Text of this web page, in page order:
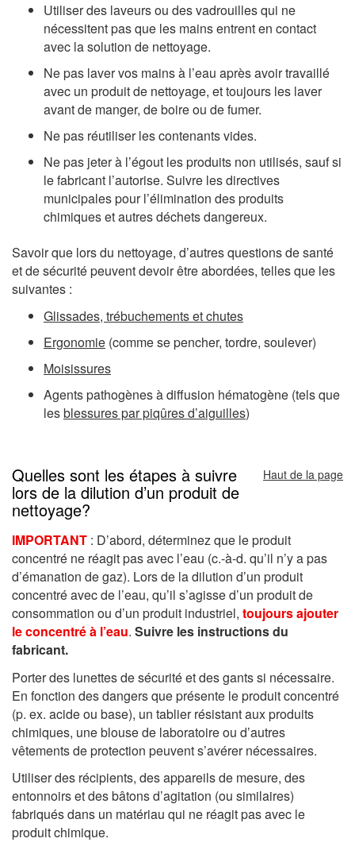
Utiliser des laveurs ou des vadrouilles qui ne
nécessitent pas que les mains entrent en contact
avec la solution de nettoyage.
Ne pas laver vos mains à l’eau après avoir travaillé
avec un produit de nettoyage, et toujours les laver
avant de manger, de boire ou de fumer.
Ne pas réutiliser les contenants vides.
Ne pas jeter à l’égout les produits non utilisés, sauf si
le fabricant l’autorise. Suivre les directives
municipales pour l’élimination des produits
chimiques et autres déchets dangereux.
Savoir que lors du nettoyage, d’autres questions de santé
et de sécurité peuvent devoir être abordées, telles que les
suivantes :
Glissades, trébuchements et chutes
Ergonomie (comme se pencher, tordre, soulever)
Moisissures
Agents pathogènes à diffusion hématogène (tels que
lesblessures par piqûres d’aiguilles)
Quelles sont les étapes à suivre
lors de la dilution d’un produit de
nettoyage?
Haut de la page
IMPORTANT : D’abord, déterminez que le produit
concentré ne réagit pas avec l’eau (c.-à-d. qu’il n’y a pas
d’émanation de gaz). Lors de la dilution d’un produit
concentré avec de l’eau, qu’il s’agisse d’un produit de
consommation ou d’un produit industriel, toujours ajouter
le concentré à l’eau. Suivre les instructions du
fabricant.
Porter des lunettes de sécurité et des gants si nécessaire.
En fonction des dangers que présente le produit concentré
(p. ex. acide ou base), un tablier résistant aux produits
chimiques, une blouse de laboratoire ou d’autres
vêtements de protection peuvent s’avérer nécessaires.
Utiliser des récipients, des appareils de mesure, des
entonnoirs et des bâtons d’agitation (ou similaires)
fabriqués dans un matériau qui ne réagit pas avec le
produit chimique.